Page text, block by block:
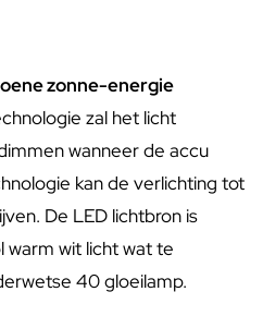
zonne-energie
zal het licht
wanneer de accu
kan de verlichting tot
De LED lichtbron is
wit licht wat te
40 gloeilamp.